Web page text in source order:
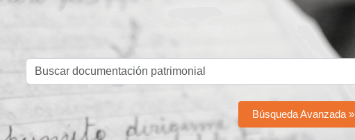
Búsqueda Avanzada »